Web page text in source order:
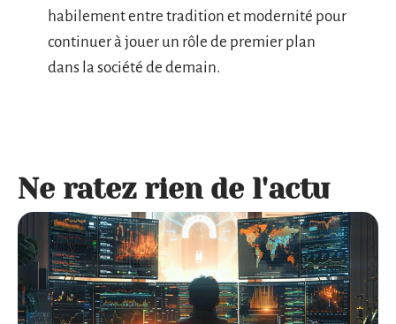
habilement entre tradition et modernité pour
continuer à jouer un rôle de premier plan
dans la société de demain.
Ne ratez rien de l'actu